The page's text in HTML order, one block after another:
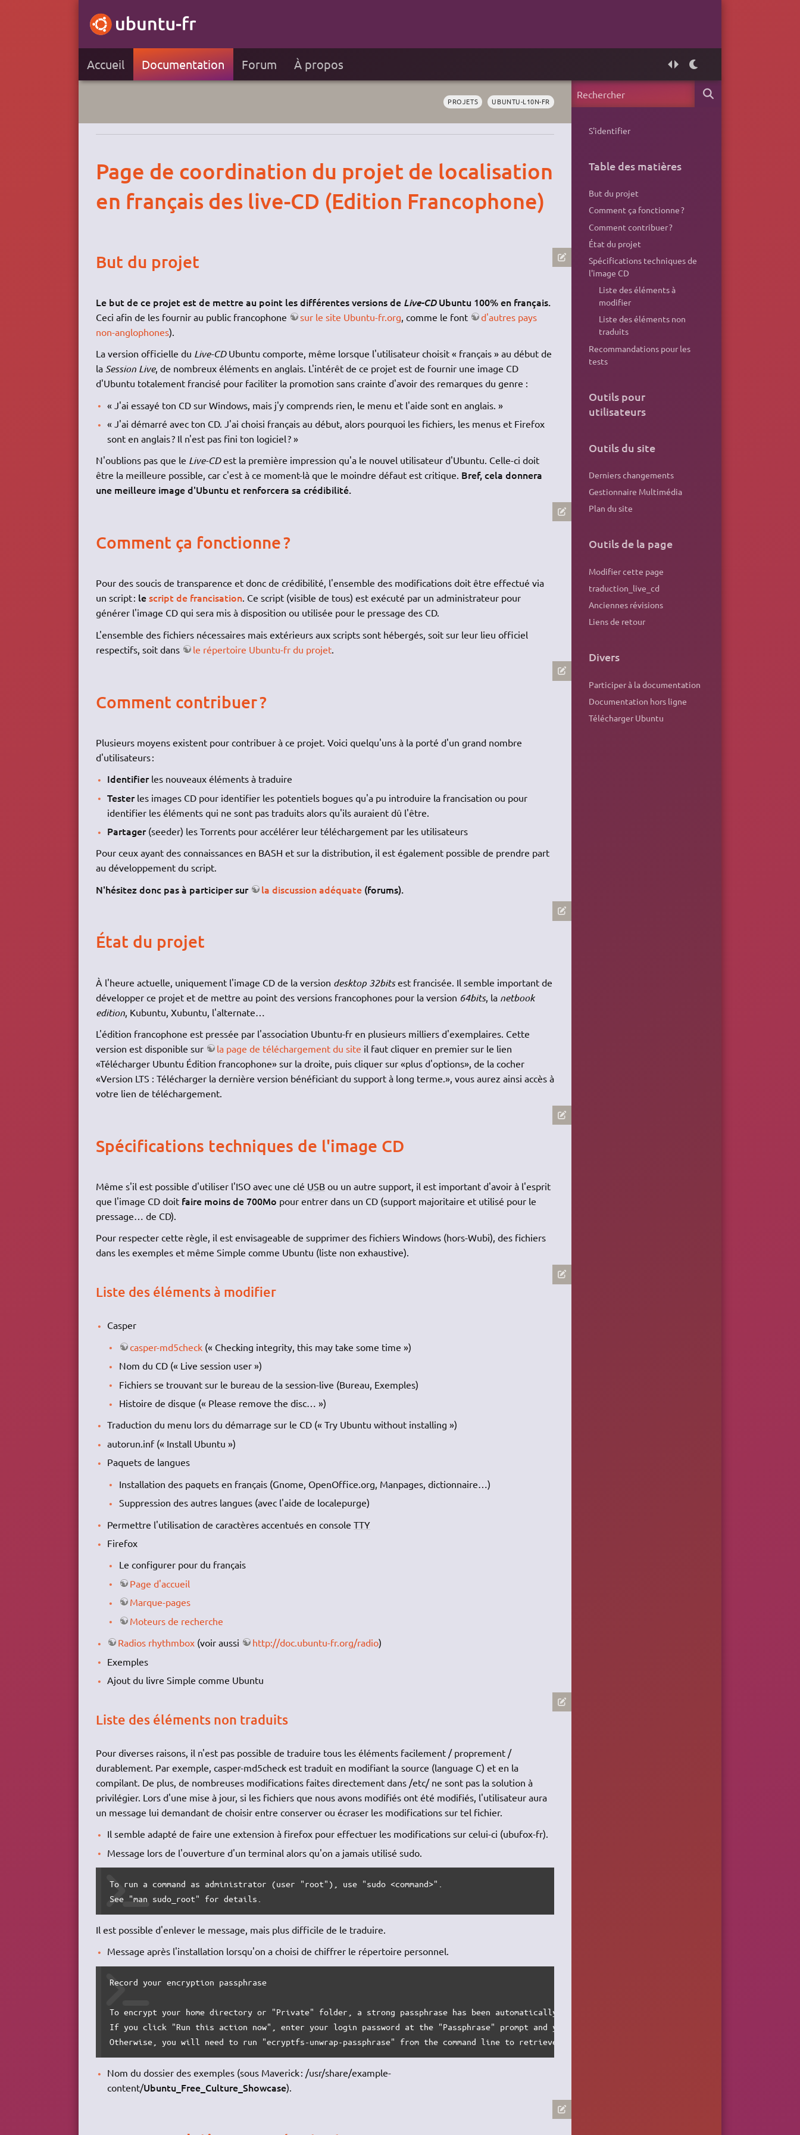
Accueil Documentation Forum À propos
PROJETS UBUNTU-L10N-FR
Page de coordination du projet de localisation
en français des live-CD (Edition Francophone)
But du projet
Le but de ce projet est de mettre au point les différentes versions de Live-CDUbuntu 100% en français.
Ceci afin de les fournir au public francophone sur le site Ubuntu-fr.org , comme le font
d'autres pays
non-anglophones).
La version officielle du Live-CDUbuntu comporte, même lorsque l'utilisateur choisit « français » au début de
la Session Live, de nombreux éléments en anglais. L'intérêt de ce projet est de fournir une image CD
d'Ubuntu totalement francisé pour faciliter la promotion sans crainte d'avoir des remarques du genre :
« J'ai essayé ton CD sur Windows, mais j'y comprends rien, le menu et l'aide sont en anglais. »
« J'ai démarré avec ton CD. J'ai choisi français au début, alors pourquoi les fichiers, les menus et Firefox
sont en anglais ? Il n'est pas fini ton logiciel ? »
N'oublions pas que le Live-CDest la première impression qu'a le nouvel utilisateur d'Ubuntu. Celle-ci doit
être la meilleure possible, car c'est à ce moment-là que le moindre défaut est critique. Bref, cela donnera
une meilleure image d'Ubuntu et renforcera sa crédibilité.
Comment ça fonctionne ?
Pour des soucis de transparence et donc de crédibilité, l'ensemble des modifications doit être effectué via
un script : lescript de francisation. Ce script (visible de tous) est exécuté par un administrateur pour
générer l'image CD qui sera mis à disposition ou utilisée pour le pressage des CD.
L'ensemble des fichiers nécessaires mais extérieurs aux scripts sont hébergés, soit sur leur lieu officiel
respectifs, soit dans
le répertoire Ubuntu-fr du projet.
Comment contribuer ?
Plusieurs moyens existent pour contribuer à ce projet. Voici quelqu'uns à la porté d'un grand nombre
d'utilisateurs :
Identifierles nouveaux éléments à traduire
Testerles images CD pour identifier les potentiels bogues qu'a pu introduire la francisation ou pour
identifier les éléments qui ne sont pas traduits alors qu'ils auraient dû l'être.
Partager(seeder) les Torrents pour accélérer leur téléchargement par les utilisateurs
Pour ceux ayant des connaissances en BASH et sur la distribution, il est également possible de prendre part
au développement du script.
N'hésitez donc pas à participer sur la discussion adéquate(forums).
État du projet
À l'heure actuelle, uniquement l'image CD de la version desktop 32bitsest francisée. Il semble important de
développer ce projet et de mettre au point des versions francophones pour la version 64bits, la netbook
edition, Kubuntu, Xubuntu, l'alternate…
L'édition francophone est pressée par l'association Ubuntu-fr en plusieurs milliers d'exemplaires. Cette
version est disponible sur
la page de téléchargement du site il faut cliquer en premier sur le lien
«Télécharger Ubuntu Édition francophone» sur la droite, puis cliquer sur «plus d'options», de la cocher
«Version LTS : Télécharger la dernière version bénéficiant du support à long terme.», vous aurez ainsi accès à
votre lien de téléchargement.
Spécifications techniques de l'image CD
Même s'il est possible d'utiliser l'ISO avec une clé USBou un autre support, il est important d'avoir à l'esprit
que l'image CD doit faire moins de 700Mo pour entrer dans un CD (support majoritaire et utilisé pour le
pressage… de CD).
Pour respecter cette règle, il est envisageable de supprimer des fichiers Windows (hors-Wubi), des fichiers
dans les exemples et même Simple comme Ubuntu (liste non exhaustive).
Liste des éléments à modifier
Casper
casper-md5check(« Checking integrity, this may take some time »)
Nom du CD (« Live session user »)
Fichiers se trouvant sur le bureau de la session-live (Bureau, Exemples)
Histoire de disque (« Please remove the disc… »)
Traduction du menu lors du démarrage sur le CD (« Try Ubuntu without installing »)
autorun.inf (« Install Ubuntu »)
Paquets de langues
Installation des paquets en français (Gnome, OpenOffice.org, Manpages, dictionnaire…)
Suppression des autres langues (avec l'aide de localepurge)
Permettre l'utilisation de caractères accentués en consoleTTY
Firefox
Le configurer pour du français
Page d'accueil
Marque-pages
Moteurs de recherche
Radios rhythmbox (voir aussi http://doc.ubuntu-fr.org/radio)
Exemples
Ajout du livre Simple comme Ubuntu
Liste des éléments non traduits
Pour diverses raisons, il n'est pas possible de traduire tous les éléments facilement / proprement /
durablement. Par exemple, casper-md5check est traduit en modifiant la source (language C) et en la
compilant. De plus, de nombreuses modifications faites directement dans /etc/ ne sont pas la solution à
privilégier. Lors d'une mise à jour, si les fichiers que nous avons modifiés ont été modifiés, l'utilisateur aura
un message lui demandant de choisir entre conserver ou écraser les modifications sur tel fichier.
Il semble adapté de faire une extension à firefox pour effectuer les modifications sur celui-ci (ubufox-fr).
Message lors de l'ouverture d'un terminal alors qu'on a jamais utilisé sudo.
To run a command as administrator (user "root"), use "sudo <command>".
See "man sudo_root" for details.
Il est possible d'enlever le message, mais plus difficile de le traduire.
Message après l'installation lorsqu'on a choisi de chiffrer le répertoire personnel.
Record your encryption passphrase
To encrypt your home directory or "Private" folder, a strong passphrase has been automatically generated. Usually your directory is
If you click "Run this action now", enter your login password at the "Passphrase" prompt and you can display your randomly generated passphrase.
Otherwise, you will need to run "ecryptfs-unwrap-passphrase" from the command line to retrieve and record your generated passphrase.
Nom du dossier des exemples (sous Maverick : /usr/share/example-
content/Ubuntu_Free_Culture_Showcase).
S'identifier
Table des matières
But du projet
Comment ça fonctionne ?
Comment contribuer ?
État du projet
Spécifications techniques de
l'image CD
Liste des éléments à
modifier
Liste des éléments non
traduits
Recommandations pour les
tests
Outils pour
utilisateurs
Outils du site
Derniers changements
Gestionnaire Multimédia
Plan du site
Outils de la page
Modifier cette page
traduction_live_cd
Anciennes révisions
Liens de retour
Divers
Participer à la documentation
Documentation hors ligne
Télécharger Ubuntu